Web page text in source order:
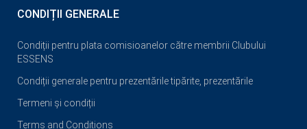
CONDIȚII GENERALE
Condiții pentru plata comisioanelor către membrii Clubului
ESSENS
Condiții generale pentru prezentările tipărite, prezentările
Termeni și condiții
Terms and Conditions